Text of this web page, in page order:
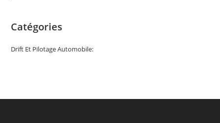
Catégories
Drift Et Pilotage Automobile: